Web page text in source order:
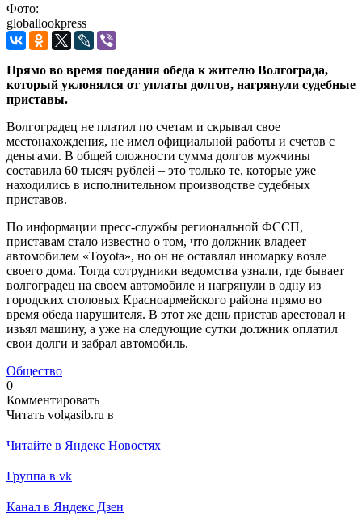
Фото:
globallookpress
Прямо во время поедания обеда к жителю Волгограда,
который уклонялся от уплаты долгов, нагрянули судебные
приставы.
Волгоградец не платил по счетам и скрывал свое
местонахождения, не имел официальной работы и счетов с
деньгами. В общей сложности сумма долгов мужчины
составила 60 тысяч рублей – это только те, которые уже
находились в исполнительном производстве судебных
приставов.
По информации пресс-службы региональной ФССП,
приставам стало известно о том, что должник владеет
автомобилем «Toyota», но он не оставлял иномарку возле
своего дома. Тогда сотрудники ведомства узнали, где бывает
волгоградец на своем автомобиле и нагрянули в одну из
городских столовых Красноармейского района прямо во
время обеда нарушителя. В этот же день пристав арестовал и
изъял машину, а уже на следующие сутки должник оплатил
свои долги и забрал автомобиль.
Общество
0
Комментировать
Читать volgasib.ru в
Читайте в Яндекс Новостях
Группа в vk
Канал в Яндекс Дзен